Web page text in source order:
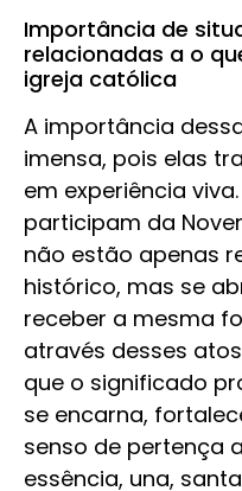
Importância de
relacionadas a o
igreja católica
A importância
imensa, pois elas
em experiência
participam da
não estão apenas
histórico, mas se
receber a mesma
através desses
que o significado
se encarna,
senso de pertença
essência, una,